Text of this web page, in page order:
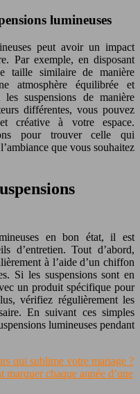
lumineuses
peut avoir un impact
Par exemple, en disposant
taille similaire de manière
atmosphère équilibrée et
suspensions de manière
différentes, vous pouvez
créative à votre espace.
pour trouver celle qui
que vous souhaitez
en bon état, il est
d’entretien. Tout d’abord,
à l’aide d’un chiffon
Si les suspensions sont en
un produit spécifique pour
vérifiez régulièrement les
En suivant ces simples
lumineuses pendant
qui sublime votre mariage ?
chaque année d’une